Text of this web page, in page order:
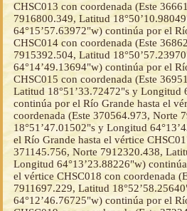
CHSC013 con coordenada (Este
7916800.349, Latitud
64°15’57.63972"w) continúa por el
CHSC014 con coordenada (Este
7915392.504, Latitud
64°14’49.13694"w) continúa por el
CHSC015 con coordenada (Este
Latitud 18°51’33.72472"s y Longitud
continúa por el Río Grande hasta el
coordenada (Este 370564.973, Norte
18°51’47.01502"s y Longitud
el Río Grande hasta el vértice
371145.756, Norte 7912320.438,
Longitud 64°13’23.88226"w)
el vértice CHSC018 con coordenada
7911697.229, Latitud
64°12’46.76725"w) continúa por el